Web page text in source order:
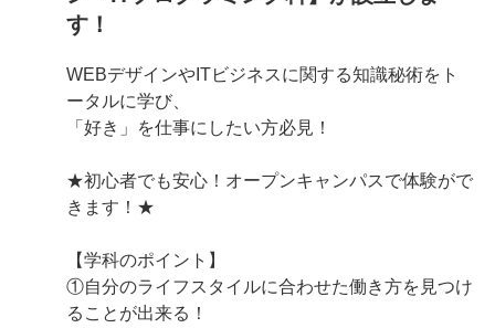
す！
WEBデザインやITビジネスに関する知識秘術をト
ータルに学び、
「好き」を仕事にしたい方必見！
★初心者でも安心！オープンキャンパスで体験がで
きます！★
【学科のポイント】
①自分のライフスタイルに合わせた働き方を見つけ
ることが出来る！